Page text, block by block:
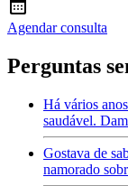
Agendar consulta
Perguntas
Há vários
saudável.
Gostava de
namorado